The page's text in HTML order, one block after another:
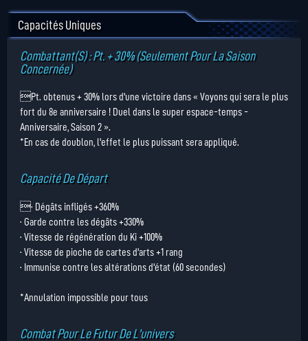
Capacités Uniques
Combattant(s) : Pt. + 30% (Seulement Pour La Saison
Concernée)
Pt. obtenus + 30% lors d'une victoire dans « Voyons qui sera le plus
fort du 8e anniversaire ! Duel dans le super espace-temps -
Anniversaire, Saison 2 ».
*En cas de doublon, l'effet le plus puissant sera appliqué.
Capacité De Départ
· Dégâts infligés +360%
· Garde contre les dégâts +330%
· Vitesse de régénération du Ki +100%
· Vitesse de pioche de cartes d'arts +1 rang
· Immunise contre les altérations d'état (60 secondes)
*Annulation impossible pour tous
Combat Pour Le Futur De L'univers